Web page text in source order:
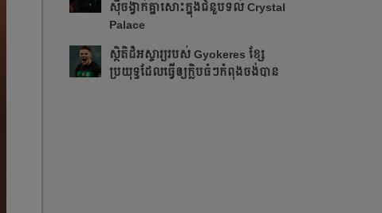
ស៊ី​ចង្វាក់​គ្នា​​សោះ​ក្នុង​ជំនួប​ទល់ Crystal
Palace
​ស្ថិតិ​ដ៏​អស្ចារ្យ​​របស់ Gyokeres ខ្សែ​
ប្រយុទ្ធ​ដែល​​ធ្វើ​ឲ្យ​ក្លិប​ធំៗ​កំពុង​ចង់បាន​